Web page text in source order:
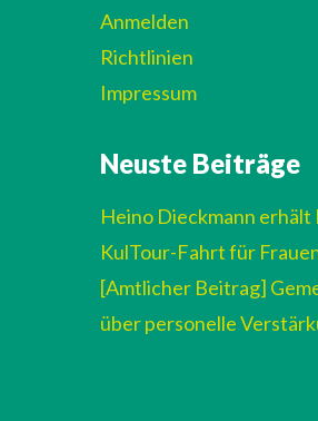
Anmelden
Richtlinien
Impressum
Neuste Beiträge
Heino Dieckmann
KulTour-Fahrt für
[Amtlicher Beitrag]
über personelle